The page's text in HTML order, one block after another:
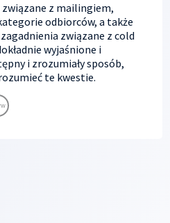
z mailingiem,
odbiorców, a także
związane z cold
wyjaśnione i
i zrozumiały sposób,
te kwestie.